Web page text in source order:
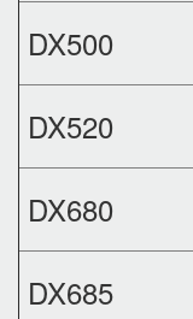
DX500
DX520
DX680
DX685